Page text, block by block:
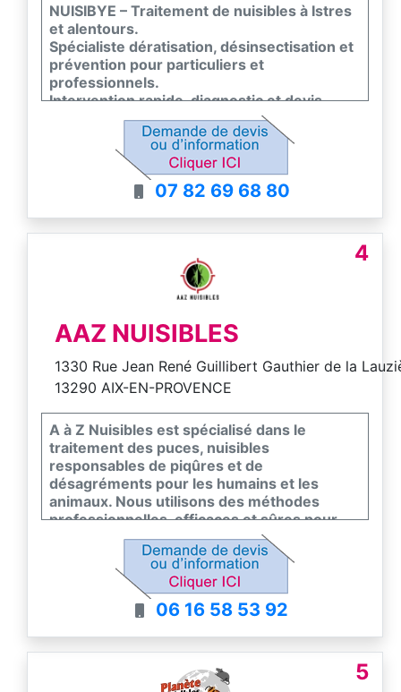
NUISIBYE – Traitement de nuisibles à Istres
et alentours.
Spécialiste dératisation, désinsectisation et
prévention pour particuliers et
professionnels.
Intervention rapide, diagnostic et devis
Solutions efficaces, discrètes et adaptées à
chaque situation.
Disponible pour urgences et suivi
professionnel.
07 82 69 68 80
4
AAZ NUISIBLES
1330 Rue Jean René Guillibert Gauthier de la
13290 AIX-EN-PROVENCE
A à Z Nuisibles est spécialisé dans le
traitement des puces, nuisibles
responsables de piqûres et de
désagréments pour les humains et les
animaux. Nous utilisons des méthodes
professionnelles, efficaces et sûres pour
éradiquer les infestations et prévenir leur
réapparition. Notre objectif : protéger votre
famille, vos animaux et vos espaces tout en
garantissant un environnement sain et
06 16 58 53 92
5